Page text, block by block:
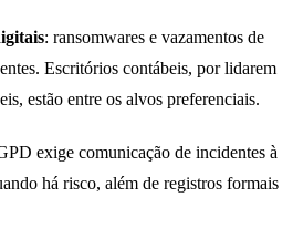
: ransomwares e vazamentos de
Escritórios contábeis, por lidarem
estão entre os alvos preferenciais.
exige comunicação de incidentes à
há risco, além de registros formais